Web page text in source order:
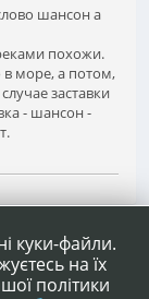
шансон а
похожи.
море, а потом,
заставки
- шансон -
куки-файли.
на їх
політики